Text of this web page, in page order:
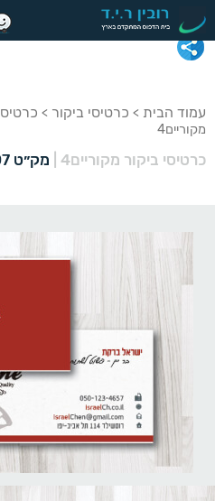
עמוד הבית > כרטיסי ביקור >
מקוריים4
כרטיסי ביקור מקוריים4 מק״ט 519107